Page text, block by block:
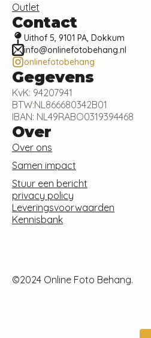
Outlet
Contact
Uithof 5, 9101 PA, Dokkum
info@onlinefotobehang.nl
onlinefotobehang
Gegevens
KvK: 94207941
BTW:NL866680342B01
IBAN: NL49RABO0319394468
Over
Over ons
Samen impact
Stuur een bericht
privacy policy
Leveringsvoorwaarden
Kennisbank
©2024 Online Foto Behang.